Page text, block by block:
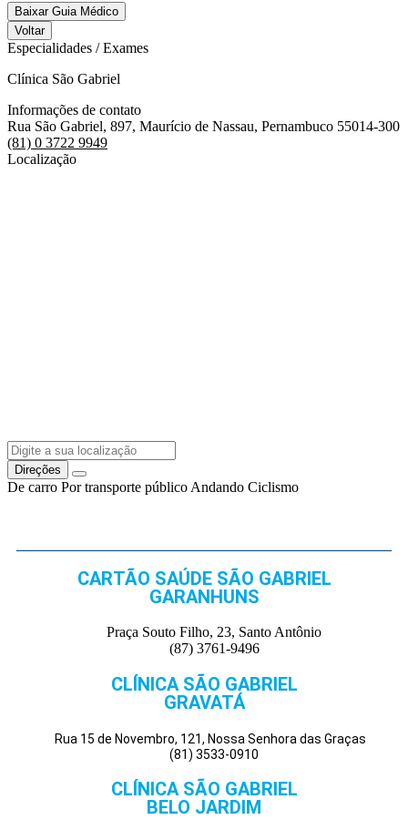
Baixar Guia Médico
Voltar
Especialidades / Exames
Clínica São Gabriel
Informações de contato
Rua São Gabriel, 897, Maurício de Nassau, Pernambuco 55014-300
(81) 0 3722 9949
Localização
Direções
De carro Por transporte público Andando Ciclismo
CARTÃO SAÚDE SÃO GABRIEL
GARANHUNS
Praça Souto Filho, 23, Santo Antônio
(87) 3761-9496
CLÍNICA SÃO GABRIEL
GRAVATÁ
Rua 15 de Novembro, 121, Nossa Senhora das Graças
(81) 3533-0910
CLÍNICA SÃO GABRIEL
BELO JARDIM